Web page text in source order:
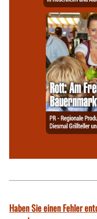
Haben Sie einen Fehler